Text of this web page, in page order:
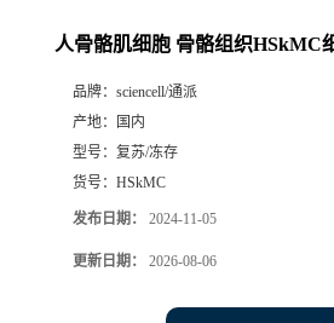
人骨骼肌细胞 骨骼组织HSkMC
品牌： sciencell/通派
产地：
国内
型号： 复苏/冻存
货号： HSkMC
发布日期： 2024-11-05
更新日期： 2026-08-06